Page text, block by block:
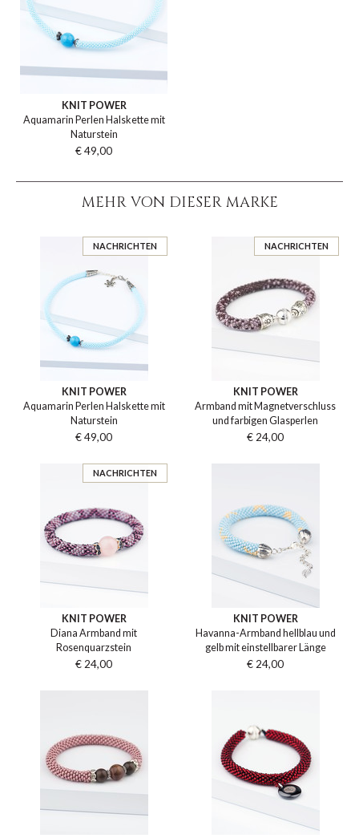
KNIT POWER
Aquamarin Perlen Halskette mit
Naturstein
€ 49,00
MEHR VON DIESER MARKE
NACHRICHTEN
KNIT POWER
Aquamarin Perlen Halskette mit
Naturstein
€ 49,00
NACHRICHTEN
KNIT POWER
Armband mit Magnetverschluss
und farbigen Glasperlen
€ 24,00
NACHRICHTEN
KNIT POWER
Diana Armband mit
Rosenquarzstein
€ 24,00
KNIT POWER
Havanna-Armband hellblau und
gelb mit einstellbarer Länge
€ 24,00